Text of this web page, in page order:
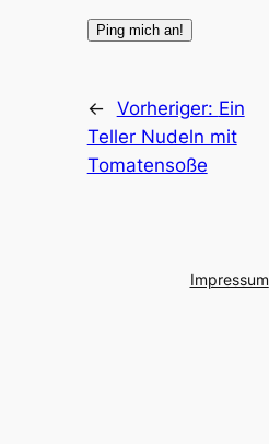
← Vorheriger: Ein
Teller Nudeln mit
Tomatensoße
Impressum